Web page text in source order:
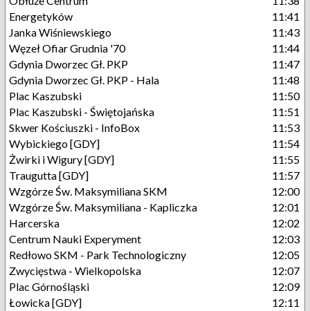
Energetyków
11:41
Janka Wiśniewskiego
11:43
Węzeł Ofiar Grudnia '70
11:44
Gdynia Dworzec Gł. PKP
11:47
Gdynia Dworzec Gł. PKP - Hala
11:48
Plac Kaszubski
11:50
Plac Kaszubski - Świętojańska
11:51
Skwer Kościuszki - InfoBox
11:53
Wybickiego [GDY]
11:54
Żwirki i Wigury [GDY]
11:55
Traugutta [GDY]
11:57
Wzgórze Św. Maksymiliana SKM
12:00
Wzgórze Św. Maksymiliana - Kapliczka
12:01
Harcerska
12:02
Centrum Nauki Experyment
12:03
Redłowo SKM - Park Technologiczny
12:05
Zwycięstwa - Wielkopolska
12:07
Plac Górnośląski
12:09
Łowicka [GDY]
12:11